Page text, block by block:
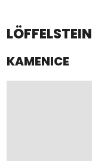
LÖFFELSTEIN
KAMENICE